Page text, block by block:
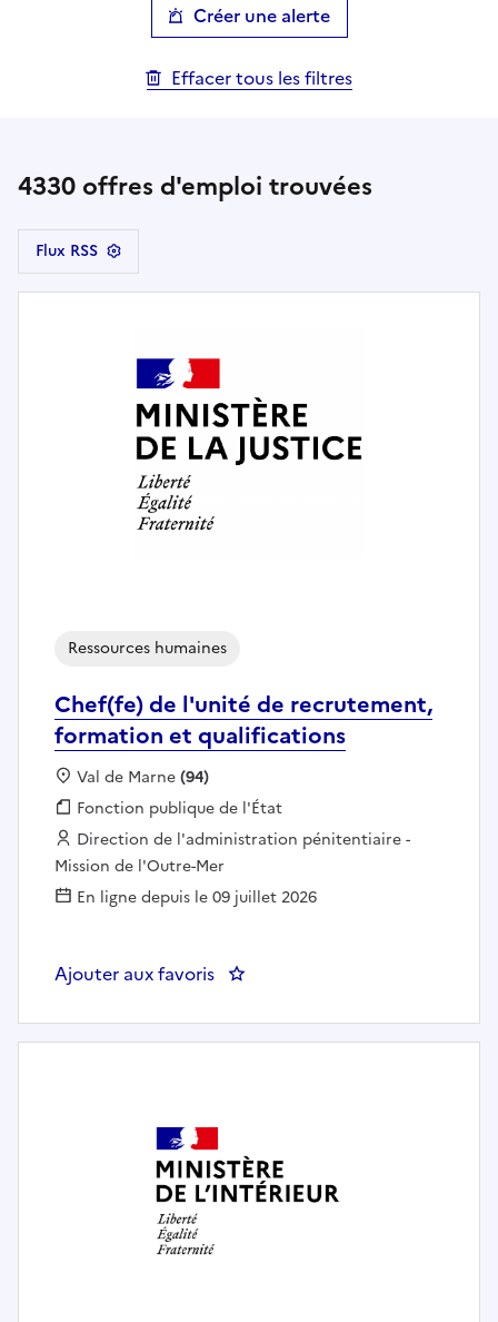
Créer une alerte
Effacer tous les filtres
4330 offres d'emploi trouvées
Flux RSS
Chef(fe) de l'unité de recrutement,
formation et qualifications
Ressources humaines
Localisation :
Val de Marne(94)
Fonction publique :
Fonction publique de l'État
Employeur :
Direction de l'administration pénitentiaire -
Mission de l'Outre-Mer
En ligne depuis le 09 juillet 2026
Ajouter aux favoris : Chef(fe) de l'unité de